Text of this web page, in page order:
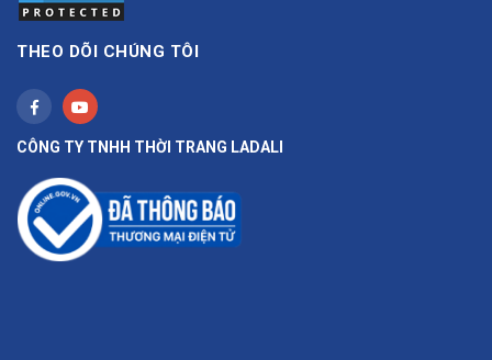
THEO DÕI CHÚNG TÔI
CÔNG TY TNHH THỜI TRANG LADALI